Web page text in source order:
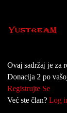
Ovaj sadržaj je za
Donacija 2 po
Registrujte Se
Već ste član? Log